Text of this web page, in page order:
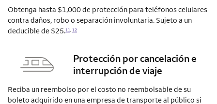
Obtenga hasta $1,000 de protección para teléfonos celulares
contra daños, robo o separación involuntaria. Sujeto a un
deducible de $25.11 12
Protección por cancelación e
interrupción de viaje
Reciba un reembolso por el costo no reembolsable de su
boleto adquirido en una empresa de transporte al público si